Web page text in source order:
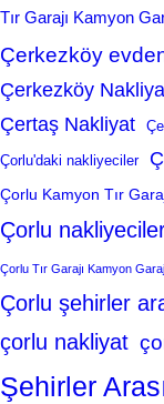
Tır Garajı Kamyon
Çerkezköy
Çerkezköy
Çertaş Nakliyat
Çorlu'daki nakliyeciler
Çorlu Kamyon Tır
Çorlu
Çorlu Tır Garajı Kamyon
Çorlu şehirler
çorlu nakliyat
Şehirler